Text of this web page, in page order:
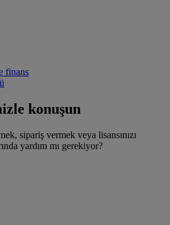
finans
konuşun
sipariş vermek veya lisansınızı
yardım mı gerekiyor?